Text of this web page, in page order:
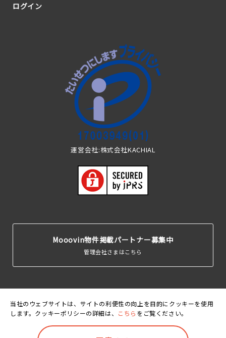
当社のウェブサイトは、サイトの利便性の向上を目的にクッキーを使用
します。クッキーポリシーの詳細は、
こちら をご覧ください。
ログイン
運営会社:株式会社KACHIAL
Mooovin物件掲載パートナー募集中
管理会社さまはこちら
運営会 利用規 個人情報保護 クッキーポリ 賃貸住宅居住者総
©Mooovin. All rights reserved.